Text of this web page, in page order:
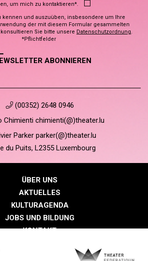
um mich zu kontaktieren*.
kennen und auszuüben, insbesondere um Ihre
der mit diesem Formular gesammelten
Sie bitte unsere Datenschutzordnung.
*Pflichtfelder
ABONNIEREN
(00352) 2648 0946
Chimienti chimienti(@)theater.lu
Parker parker(@)theater.lu
du Puits, L2355 Luxembourg
ÜBER UNS
AKTUELLES
KULTURAGENDA
JOBS UND BILDUNG
KONTAKT
MITGLIEDERBEREICH